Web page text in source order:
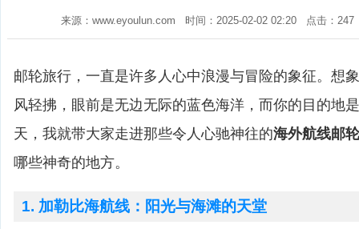
来源：www.eyoulun.com 时间：2025-02-02 02:20 点击：
邮轮旅行，一直是许多人心中浪漫与冒险的象征。想
风轻拂，眼前是无边无际的蓝色海洋，而你的目的地
天，我就带大家走进那些令人心驰神往的海外航线邮轮
哪些神奇的地方。
1. 加勒比海航线：阳光与海滩的天堂